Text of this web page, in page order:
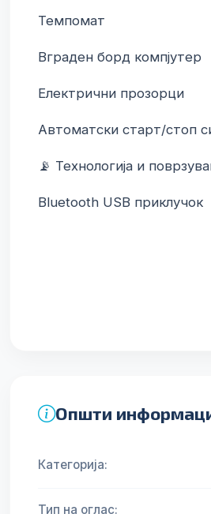
Темпомат
Вграден борд компјутер
Електрични прозорци
Автоматски старт/стоп
📡 Технологија и
Bluetooth USB приклучок
Општи
Категорија:
Тип на оглас: